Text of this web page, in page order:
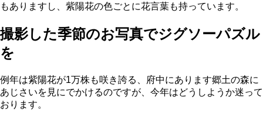
もありますし、紫陽花の色ごとに花言葉も持っています。
撮影した季節のお写真でジグソーパズル
を
例年は紫陽花が1万株も咲き誇る、府中にあります郷土の森に
あじさいを見にでかけるのですが、今年はどうしようか迷って
おります。